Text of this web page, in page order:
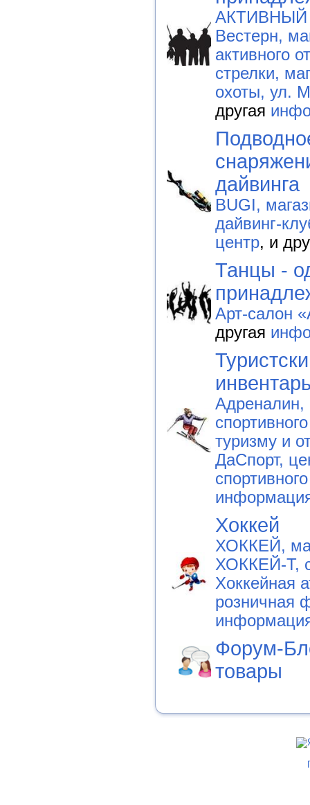
АКТИВНЫЙ
Вестерн,
активного
стрелки,
охоты, ул.
другая
дайвинга
BUGI,
дайвинг-
центр, и
Танцы -
Арт-салон
другая
Адреналин,
туризму и
ДаСпорт,
Хоккей
ХОККЕЙ,
ХОККЕЙ-Т,
Хоккейная
розничная
Форум-
товары